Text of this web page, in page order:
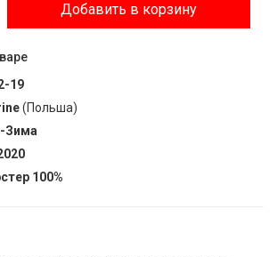
Добавить в корзину
19
(Польша)
Зима
100%